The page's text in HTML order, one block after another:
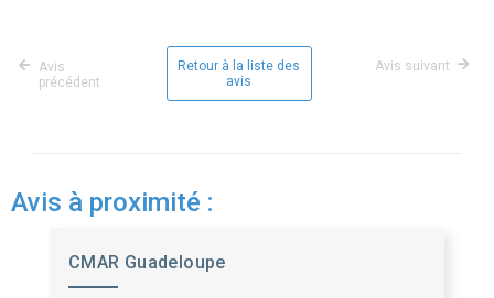
Avis
précédent
Retour à la liste des
avis
Avis suivant
Avis à proximité :
CMAR Guadeloupe